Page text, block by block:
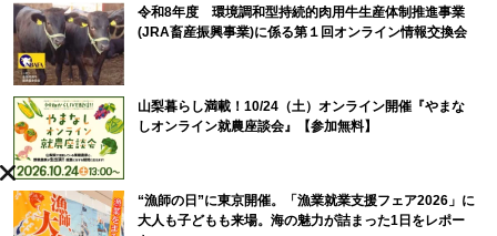
令和8年度 環境調和型持続的肉用牛生産体制推進事業
(JRA畜産振興事業)に係る第１回オンライン情報交換会
山梨暮らし満載！10/24（土）オンライン開催『やまな
しオンライン就農座談会』【参加無料】
“漁師の日”に東京開催。「漁業就業支援フェア2026」に
大人も子どもも来場。海の魅力が詰まった1日をレポー